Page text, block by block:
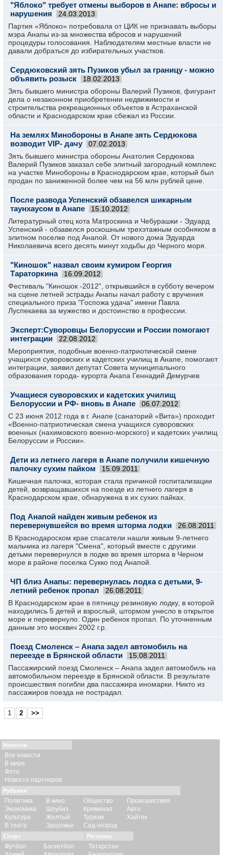
"Яблоко" требует отмены выборов в Анапе: вбросы и
нарушения
24.03.2013
Партия «Яблоко» потребовала от ЦИК не признавать выборы
мэра Анапы из-за множества вбросов и нарушений
процедуры голосования. Наблюдателям местные власти не
давали добраться до избирательных участков.
Сердюковский зять Пузиков убыл за границу - можно
объявить розыск
18.02.2013
Зять бывшего министра обороны Валерий Пузиков, фигурант
дела о незаконном приобретении недвижимости и
строительства рекреационных объектов в Астраханской
области и Краснодарском крае сбежал из России.
На землях Минобороны в Анапе зять Сердюкова
возводит VIP- дачу
07.02.2013
Зять бывшего министра обороны Анатолия Сердюкова
Валерий Пузиков заказал себе элитный загородный комплекс
на участке Минобороны в Краснодарском крае, который был
продан по заниженной более чем на 56 млн рублей цене.
После развода Успенский обзавелся шикарным
таунхаусом в Анапе
15.10.2012
Литературный отец кота Матроскина и Чебурашки - Эдуард
Успенский - обзавелся роскошным трехэтажным особняком в
элитном поселке под Анапой. От нового дома Эдуарда
Николаевича всего десять минут ходьбы до Черного моря.
"Киношок" назвал своим кумиром Георгия
Тараторкина
16.09.2012
Фестиваль "Киношок -2012", открывшийся в субботу вечером
на сцене летней эстрады Анапы начал работу с вручения
специального приза "Госпожа удача" имени Павла
Луспекаева за мужество и достоинство в профессии.
Эксперт:Суворовцы Белоруссии и России помогают
интеграции
22.08.2012
Мероприятия, подобные военно-патриотической смене
учащихся суворовских и кадетских училищ в Анапе, помогают
интеграции, заявил депутат Совета муниципального
образования города- курорта Анапа Геннадий Демурчев
Учащиеся суворовских и кадетских училищ
Белоруссии и РФ- вновь в Анапе
06.07.2012
С 23 июня 2012 года в г. Анапе (санаторий «Вита») проходит
«Военно-патриотическая смена учащихся суворовских
военных (нахимовского военно-морского) и кадетских училищ
Белоруссии и России».
Дети из летнего лагеря в Анапе получили кишечную
палочку сухим пайком
15.09.2011
Кишечная палочка, которая стала причиной госпитализации
детей, возвращавшихся на поезде из летнего лагеря в
Краснодарском крае, обнаружена в их сухих пайках.
Под Анапой найден живым ребенок из
перевернувшейся во время шторма лодки
26.08.2011
В Краснодароском крае спасатели нашли живым 9-летнего
мальчика из лагеря "Смена", который вместе с другими
детьми перевернулся в лодке во время шторма в Черном
море в районе поселка Сукко под Анапой.
ЧП близ Анапы: перевернулась лодка с детьми, 9-
летний ребенок пропал
26.08.2011
В Краснодарском крае в пятницу резиновую лодку, в которой
находились 5 детей и взрослый, штормом унесло в открытое
море и перевернуло. Один ребенок пропал. По уточненным
данным это москвич 2002 г.р.
Поезд Смоленск – Анапа задел автомобиль на
переезде в Брянской области
15.08.2011
Пассажирский поезд Смоленск – Анапа задел автомобиль на
автомобильном переезде в Брянской области. В результате
происшествия погибли два пассажира иномарки. Никто из
пассажиров поезда не пострадал.
1 2 >>
Новости
Все новости
В мире
Фото
Новости партнеров
Рубрики
Политика
Экономика
Культура
В театр
В кино
Шоубиз
Желтый
Здоровье
Общество
Криминал
Туризм
Сад-огород
Происшествия
Авто
Хайтек
Спорт
Футбол
Баскетбол
Регионы
Татарстан